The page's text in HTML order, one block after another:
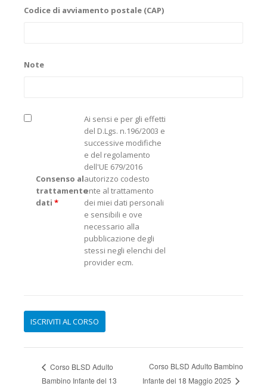
Codice di avviamento postale (CAP)
Note
Consenso al
trattamento
dati*
Ai sensi e per gli effetti
del D.Lgs. n.196/2003 e
successive modifiche
e del regolamento
dell'UE 679/2016
autorizzo codesto
ente al trattamento
dei miei dati personali
e sensibili e ove
necessario alla
pubblicazione degli
stessi negli elenchi del
provider ecm.
Corso BLSD Adulto
Bambino Infante del 13
Corso BLSD Adulto Bambino
Infante del 18 Maggio 2025